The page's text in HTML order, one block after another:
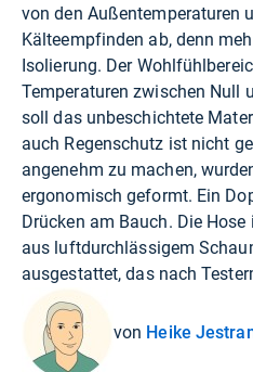
von den Außentemperaturen
Kälteempfinden ab, denn
Isolierung. Der
Temperaturen zwischen Null
soll das unbeschichtete
auch Regenschutz ist nicht
angenehm zu machen,
ergonomisch geformt. Ein
Drücken am Bauch. Die
aus luftdurchlässigem
ausgestattet, das nach
von Heike